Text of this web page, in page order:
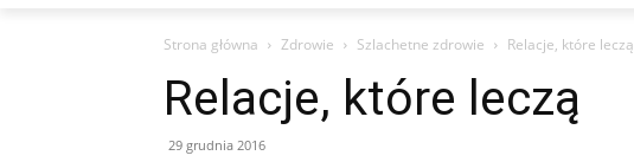
Strona główna Zdrowie Szlachetne zdrowie Relacje, które leczą
Relacje, które leczą
29 grudnia 2016